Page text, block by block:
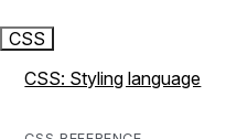
CSS
CSS: Styling language